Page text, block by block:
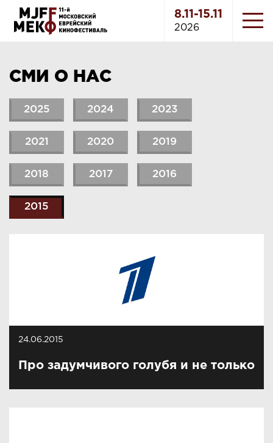
8.11-15.11
2026
СМИ О НАС
2025 2024 2023
2021 2020 2019
2018 2017 2016
2015
24.06.2015
Про задумчивого голубя и не только